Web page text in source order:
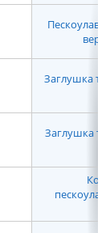
Заглушка
Заглушка